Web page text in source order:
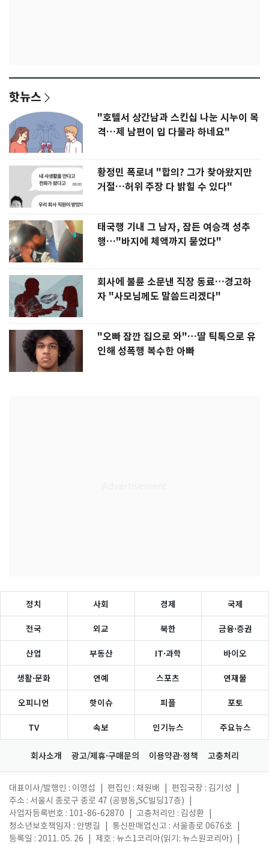
핫뉴스
"호텔서 상간남과 스킨십 나눈 시누이 목
격…제 남편이 입 다물라 하네요"
황정민 폭로녀 "합의? 그가 찾아왔지만
거절…허위 주장 다 밝힐 수 있다"
태국행 기내 그 남자, 잠든 여승객 성추
행…"바지에 체액까지 묻었다"
회사에 불륜 소문낸 직장 동료…경고하
자 "사모님께도 말씀드리겠다"
"오빠 잠깐 집으로 와"…딸 틱톡으로 유
인해 성폭행 복수한 아빠
정치 사회 경제 국제
전국 외교 북한 금융·증권
산업 부동산 IT·과학 바이오
생활·문화 연예 스포츠 연재물
오피니언 핫이슈 피플 포토
TV 속보 인기뉴스 주요뉴스
회사소개 광고/제휴·구매문의 이용약관·정책 고충처리
대표이사/발행인 : 이영섭 편집인 : 채원배 편집국장 : 김기성
주소 : 서울시 종로구 종로 47 (공평동,SC빌딩17층)
사업자등록번호 : 101-86-62870
고충처리인 : 김성환
청소년보호책임자 : 안병길
통신판매업신고 : 서울종로 0676호
등록일 : 2011. 05. 26
제호 : 뉴스1코리아(읽기: 뉴스원코리아)